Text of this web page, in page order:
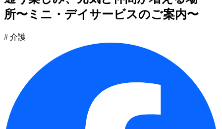
所〜ミニ・デイサービスのご案内〜
# 介護